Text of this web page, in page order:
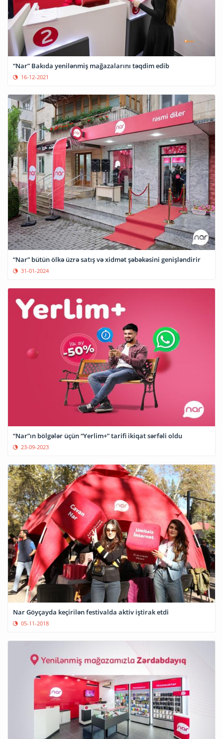
“Nar” Bakıda yenilənmiş mağazalarını təqdim edib
16-12-2021
“Nar” bütün ölkə üzrə satış və xidmət şəbəkəsini genişləndirir
31-01-2024
“Nar”ın bölgələr üçün “Yerlim+” tarifi ikiqat sərfəli oldu
23-09-2023
Nar Göyçayda keçirilən festivalda aktiv iştirak etdi
05-11-2018